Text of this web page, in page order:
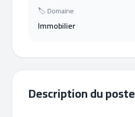
🏷 Domaine
Immobilier
Description du poste